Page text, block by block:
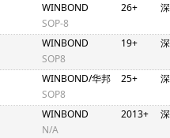
WINBOND
SOP-8
26+
WINBOND
SOP8
19+
WINBOND/华邦
SOP8
25+
WINBOND
N/A
2013+